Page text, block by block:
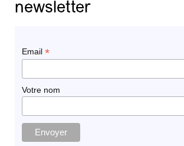
newsletter
Email *
Votre nom